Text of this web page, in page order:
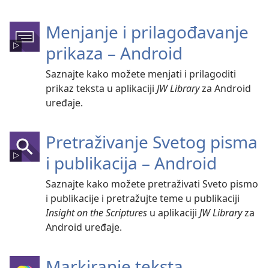
Menjanje i prilagođavanje
prikaza – Android
Saznajte kako možete menjati i prilagoditi
prikaz teksta u aplikaciji JW Libraryza Android
uređaje.
Pretraživanje Svetog pisma
i publikacija – Android
Saznajte kako možete pretraživati Sveto pismo
i publikacije i pretražujte teme u publikaciji
Insight on the Scriptures u aplikaciji JW Libraryza
Android uređaje.